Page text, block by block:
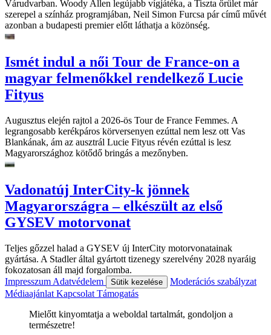
Várudvarban. Woody Allen legújabb vígjátéka, a Tiszta őrület már
szerepel a színház programjában, Neil Simon Furcsa pár című művét
azonban a budapesti premier előtt láthatja a közönség.
Ismét indul a női Tour de France-on a
magyar felmenőkkel rendelkező Lucie
Fityus
Augusztus elején rajtol a 2026-ös Tour de France Femmes. A
legrangosabb kerékpáros körversenyen ezúttal nem lesz ott Vas
Blankának, ám az ausztrál Lucie Fityus révén ezúttal is lesz
Magyarországhoz kötődő bringás a mezőnyben.
Vadonatúj InterCity-k jönnek
Magyarországra – elkészült az első
GYSEV motorvonat
Teljes gőzzel halad a GYSEV új InterCity motorvonatainak
gyártása. A Stadler által gyártott tizenegy szerelvény 2028 nyaráig
fokozatosan áll majd forgalomba.
Impresszum Adatvédelem Sütik kezelése
Moderációs szabályzat
Médiaajánlat Kapcsolat Támogatás
Mielőtt kinyomtatja a weboldal tartalmát, gondoljon a
természetre!